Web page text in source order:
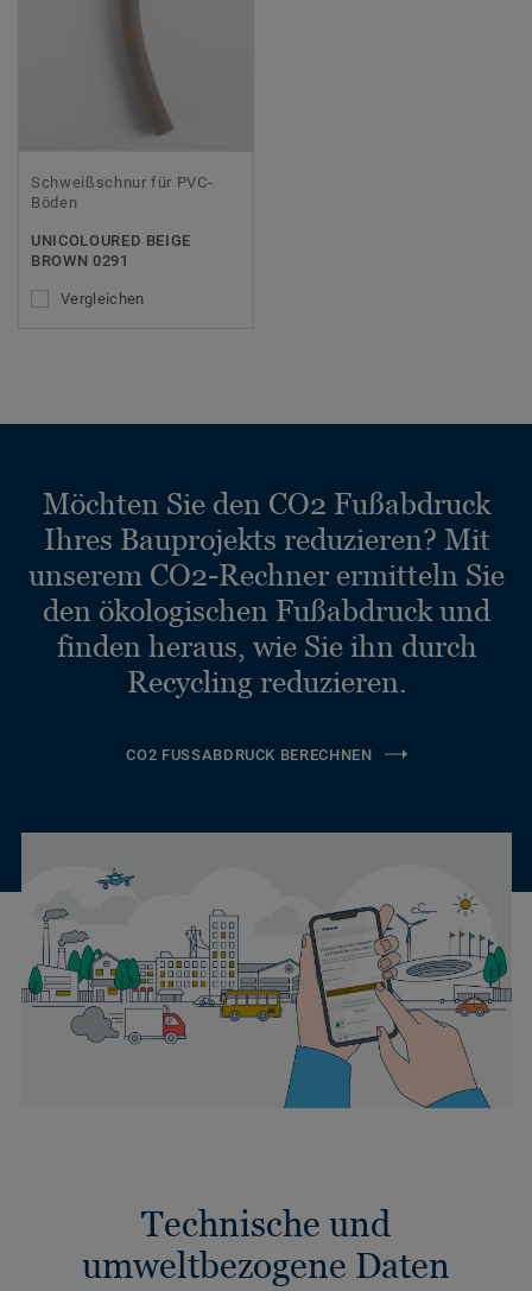
Schweißschnur für PVC-
Böden
UNICOLOURED BEIGE
BROWN 0291
Vergleichen
Möchten Sie den CO2 Fußabdruck
Ihres Bauprojekts reduzieren? Mit
unserem CO2-Rechner ermitteln Sie
den ökologischen Fußabdruck und
finden heraus, wie Sie ihn durch
Recycling reduzieren.
CO2 FUSSABDRUCK BERECHNEN
Technische und
umweltbezogene Daten